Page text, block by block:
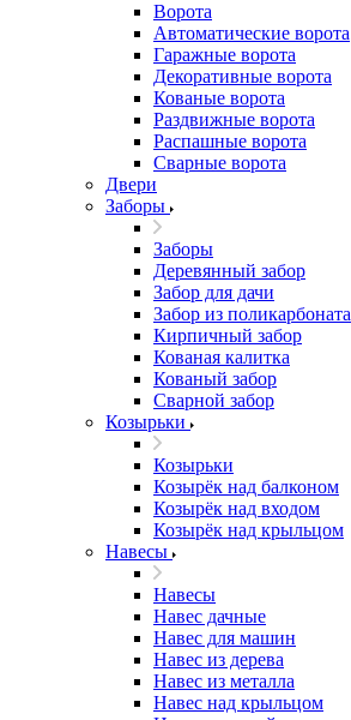
Ворота
Автоматические ворота
Гаражные ворота
Декоративные ворота
Кованые ворота
Раздвижные ворота
Распашные ворота
Сварные ворота
Двери
Заборы
Заборы
Деревянный забор
Забор для дачи
Забор из поликарбоната
Кирпичный забор
Кованая калитка
Кованый забор
Сварной забор
Козырьки
Козырьки
Козырёк над балконом
Козырёк над входом
Козырёк над крыльцом
Навесы
Навесы
Навес дачные
Навес для машин
Навес из дерева
Навес из металла
Навес над крыльцом